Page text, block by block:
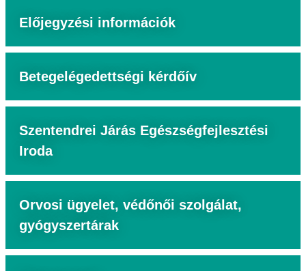
Előjegyzési információk
Betegelégedettségi kérdőív
Szentendrei Járás Egészségfejlesztési
Iroda
Orvosi ügyelet, védőnői szolgálat,
gyógyszertárak